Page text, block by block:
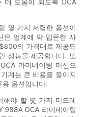
몇 가지 저렴한 옵션이
은 업계에 막 입문한 사
의 가격대로 제공되
성능을 제공합니다. 또
라미네이팅 머신으
계는 큰 비용을 들이지
옵션입니다.
해야 할 몇 가지 미드레
988A OCA 라미네이팅